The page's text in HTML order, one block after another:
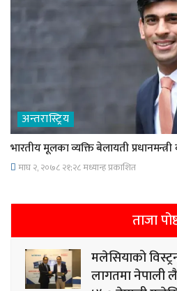
अन्तरास्ट्रिय
भारतीय मूलका व्यक्ति बेलायती
माघ २, २०७८ २१;२८ मध्यान्ह प्रकाशित
ताजा
मलेसियाको
लागतमा नेपाली